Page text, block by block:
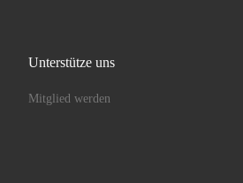
Unterstütze uns
Mitglied werden